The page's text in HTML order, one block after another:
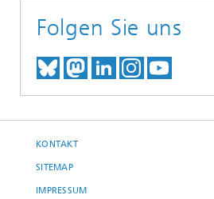
Folgen Sie uns
TREFFEN SIE UNS
TREFFEN SIE
TREFFEN
KONTAKT
SITEMAP
IMPRESSUM